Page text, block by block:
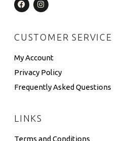
CUSTOMER SERVICE
My Account
Privacy Policy
Frequently Asked Questions
LINKS
Terms and Conditions